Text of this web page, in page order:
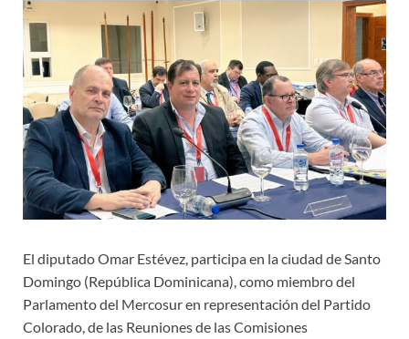
El diputado Omar Estévez, participa en la ciudad de Santo
Domingo (República Dominicana), como miembro del
Parlamento del Mercosur en representación del Partido
Colorado, de las Reuniones de las Comisiones